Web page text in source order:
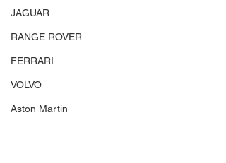
JAGUAR
RANGE ROVER
FERRARI
VOLVO
Aston Martin